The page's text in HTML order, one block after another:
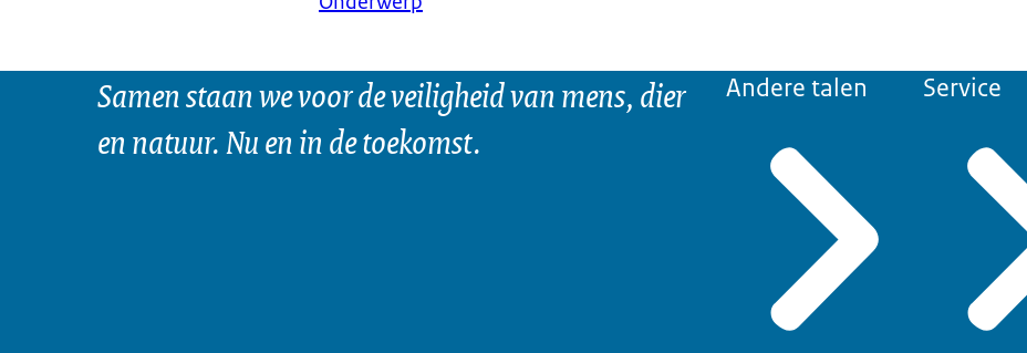
Samen staan we voor de veiligheid van mens, dier
en natuur. Nu en in de toekomst.
Andere talen Service